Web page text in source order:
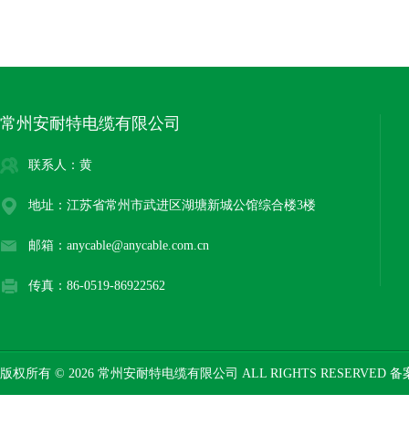
常州安耐特电缆有限公司
联系人：黄
地址：江苏省常州市武进区湖塘新城公馆综合楼3楼
邮箱：anycable@anycable.com.cn
传真：86-0519-86922562
版权所有 © 2026 常州安耐特电缆有限公司 ALL RIGHTS RESERVED 备